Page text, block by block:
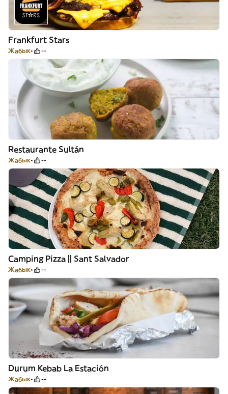
Frankfurt Stars
Жабык --
Restaurante Sultán
Жабык --
Camping Pizza || Sant Salvador
Жабык --
Durum Kebab La Estación
Жабык --